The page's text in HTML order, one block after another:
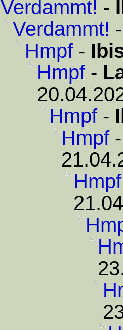
Verdammt! -
Verdammt!
Hmpf-
Hmpf-
Hmpf-
Hmpf
Hmpf